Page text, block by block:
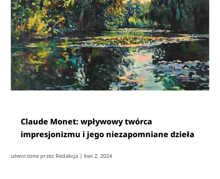
Claude Monet: wpływowy twórca
impresjonizmu i jego niezapomniane dzieła
utworzone przez Redakcja | kwi 2, 2024